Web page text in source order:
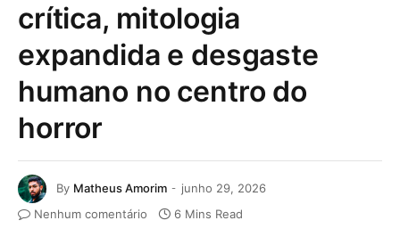
crítica, mitologia
expandida e desgaste
humano no centro do
horror
By Matheus Amorim
junho 29, 2026
Nenhum comentário
6 Mins Read